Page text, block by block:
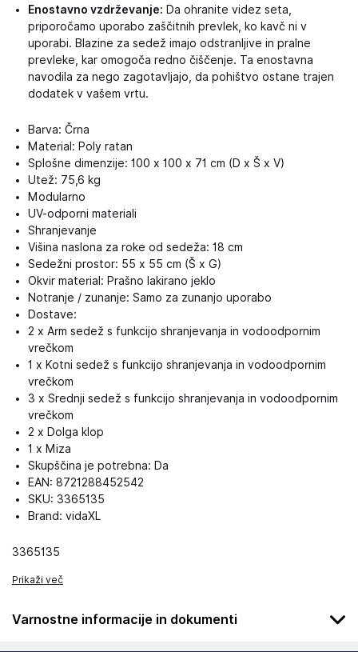
Enostavno vzdrževanje: Da ohranite videz seta,
priporočamo uporabo zaščitnih prevlek, ko kavč ni v
uporabi. Blazine za sedež imajo odstranljive in pralne
prevleke, kar omogoča redno čiščenje. Ta enostavna
navodila za nego zagotavljajo, da pohištvo ostane trajen
dodatek v vašem vrtu.
Barva: Črna
Material: Poly ratan
Splošne dimenzije: 100 x 100 x 71 cm (D x Š x V)
Utež: 75,6 kg
Modularno
UV-odporni materiali
Shranjevanje
Višina naslona za roke od sedeža: 18 cm
Sedežni prostor: 55 x 55 cm (Š x G)
Okvir material: Prašno lakirano jeklo
Notranje / zunanje: Samo za zunanjo uporabo
Dostave:
2 x Arm sedež s funkcijo shranjevanja in vodoodpornim
vrečkom
1 x Kotni sedež s funkcijo shranjevanja in vodoodpornim
vrečkom
3 x Srednji sedež s funkcijo shranjevanja in vodoodpornim
vrečkom
2 x Dolga klop
1 x Miza
Skupščina je potrebna: Da
EAN: 8721288452542
SKU: 3365135
Brand: vidaXL
3365135
Prikaži več
Varnostne informacije in dokumenti